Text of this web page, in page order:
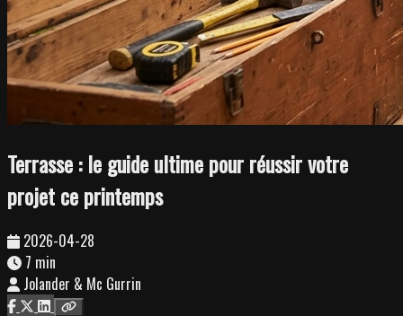
Terrasse : le guide ultime pour réussir votre
projet ce printemps
2026-04-28
7 min
Jolander & Mc Gurrin